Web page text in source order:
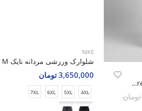
شلوارک ورزشی مردانه نایک Nike Aero Core M
NIKE
3,650,000 تومان
4XL
5XL
6XL
7XL